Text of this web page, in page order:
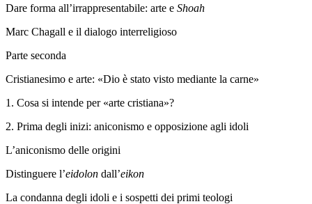
Dare forma all’irrappresentabile: arte e Shoah
Marc Chagall e il dialogo interreligioso
Parte seconda
Cristianesimo e arte: «Dio è stato visto mediante la carne»
1. Cosa si intende per «arte cristiana»?
2. Prima degli inizi: aniconismo e opposizione agli idoli
L’aniconismo delle origini
Distinguere l’eidolon dall’eikon
La condanna degli idoli e i sospetti dei primi teologi